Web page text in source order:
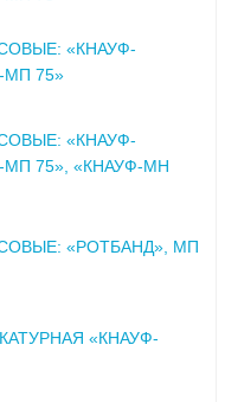
«КНАУФ-
МП 75»
«КНАУФ-
75», «КНАУФ-МН
«РОТБАНД», МП
«КНАУФ-